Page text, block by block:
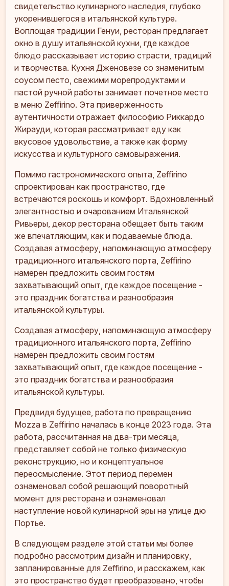
свидетельство кулинарного наследия, глубоко
укоренившегося в итальянской культуре.
Воплощая традиции Генуи, ресторан предлагает
окно в душу итальянской кухни, где каждое
блюдо рассказывает историю страсти, традиций
и творчества. Кухня Дженовезе со знаменитым
соусом песто, свежими морепродуктами и
пастой ручной работы занимает почетное место
в меню Zeffirino. Эта приверженность
аутентичности отражает философию Риккардо
Жирауди, которая рассматривает еду как
вкусовое удовольствие, а также как форму
искусства и культурного самовыражения.
Помимо гастрономического опыта, Zeffirino
спроектирован как пространство, где
встречаются роскошь и комфорт. Вдохновленный
элегантностью и очарованием Итальянской
Ривьеры, декор ресторана обещает быть таким
же впечатляющим, как и подаваемые блюда.
Создавая атмосферу, напоминающую атмосферу
традиционного итальянского порта, Zeffirino
намерен предложить своим гостям
захватывающий опыт, где каждое посещение -
это праздник богатства и разнообразия
итальянской культуры.
Создавая атмосферу, напоминающую атмосферу
традиционного итальянского порта, Zeffirino
намерен предложить своим гостям
захватывающий опыт, где каждое посещение -
это праздник богатства и разнообразия
итальянской культуры.
Предвидя будущее, работа по превращению
Mozza в Zeffirino началась в конце 2023 года. Эта
работа, рассчитанная на два-три месяца,
представляет собой не только физическую
реконструкцию, но и концептуальное
переосмысление. Этот период перемен
ознаменовал собой решающий поворотный
момент для ресторана и ознаменовал
наступление новой кулинарной эры на улице дю
Портье.
В следующем разделе этой статьи мы более
подробно рассмотрим дизайн и планировку,
запланированные для Zeffirino, и расскажем, как
это пространство будет преобразовано, чтобы